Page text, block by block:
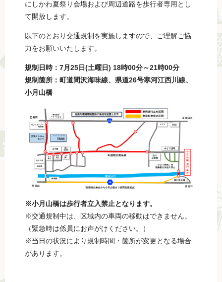
にしかわ夏祭り会場および周辺道路を歩行者専用とし
て開放します。
以下のとおり交通規制を実施しますので、ご理解ご協
力をお願いいたします。
規制日時：7月25日(土曜日) 18時00分～21時00分​
規制箇所：町道間沢海味線、県道26号寒河江西川線、
小月山橋
※小月山橋は歩行者立入禁止となります。
※交通規制中は、区域内の車両の移動はできません。
（緊急時は係員にお声がけください。）
※当日の状況により規制時間・箇所が変更となる場合
があります。